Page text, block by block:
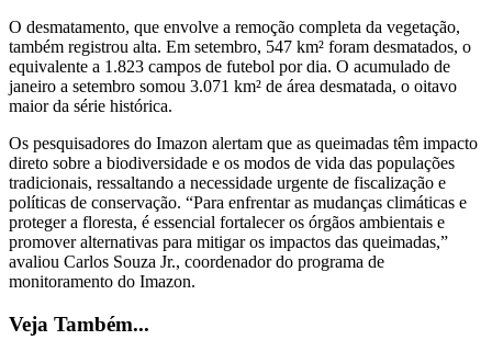
O desmatamento, que envolve a remoção completa da vegetação,
também registrou alta. Em setembro, 547 km² foram desmatados, o
equivalente a 1.823 campos de futebol por dia. O acumulado de
janeiro a setembro somou 3.071 km² de área desmatada, o oitavo
maior da série histórica.
Os pesquisadores do Imazon alertam que as queimadas têm impacto
direto sobre a biodiversidade e os modos de vida das populações
tradicionais, ressaltando a necessidade urgente de fiscalização e
políticas de conservação. “Para enfrentar as mudanças climáticas e
proteger a floresta, é essencial fortalecer os órgãos ambientais e
promover alternativas para mitigar os impactos das queimadas,”
avaliou Carlos Souza Jr., coordenador do programa de
monitoramento do Imazon.
Veja Também...